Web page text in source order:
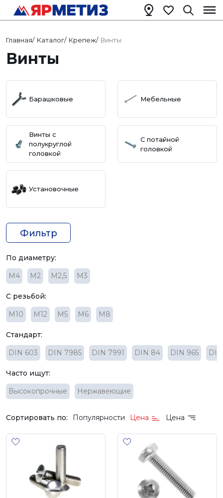
Главная/ Каталог/ Крепеж/ Винты
Винты
Барашковые Мебельные
Винты с
полукруглой
головкой
C потайной
головкой
Установочные
Фильтр
По диаметру:
M4
М2 М2,5 М3
С резьбой:
М10
М12 М5 М6 М8
Стандарт:
DIN 603
DIN 7985 DIN 7991 DIN 84 DIN 965
Часто ищут:
Высокопрочные
Нержавеющие
Сортировать по: Популярности Цена Цена